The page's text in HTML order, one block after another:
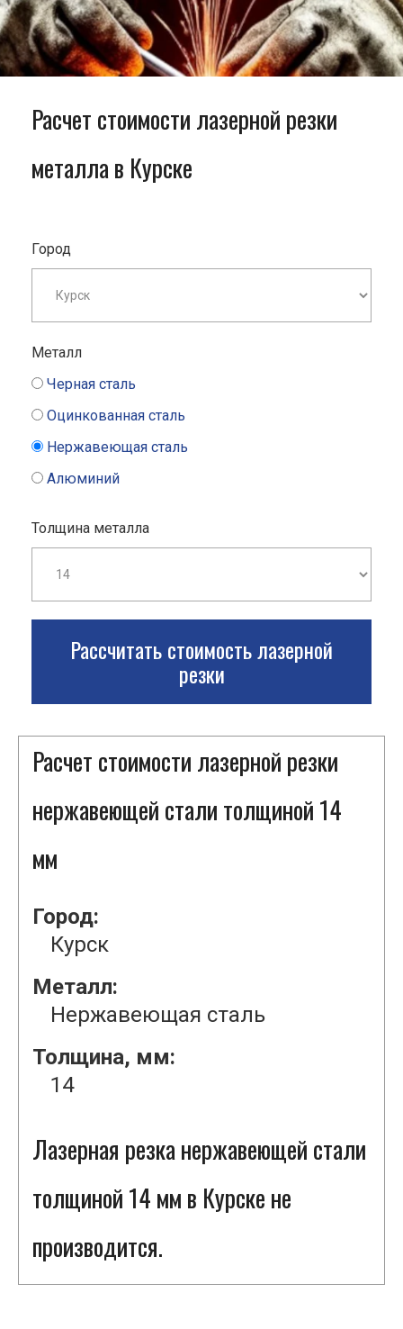
Расчет стоимости лазерной резки
металла в Курске
Город
Металл
Черная сталь
Оцинкованная сталь
Нержавеющая сталь
Алюминий
Толщина металла
Рассчитать стоимость лазерной
резки
Расчет стоимости лазерной резки
нержавеющей стали толщиной 14
мм
Город:
Курск
Металл:
Нержавеющая сталь
Толщина, мм:
14
Лазерная резка нержавеющей стали
толщиной 14 мм в Курске не
производится.